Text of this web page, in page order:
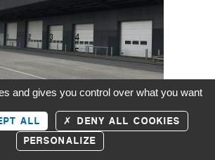
et LanzaJet vont produire du
durable à Vatry
and gives you control over what you want
ALL
DENY ALL COOKIES
PERSONALIZE